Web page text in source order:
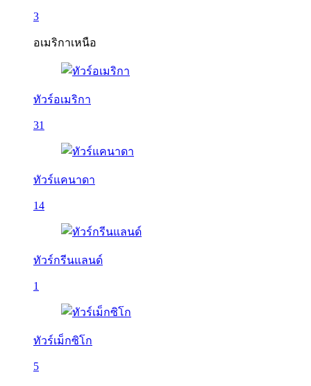
3
อเมริกาเหนือ
ทัวร์อเมริกา
31
ทัวร์แคนาดา
14
ทัวร์กรีนแลนด์
1
ทัวร์เม็กซิโก
5